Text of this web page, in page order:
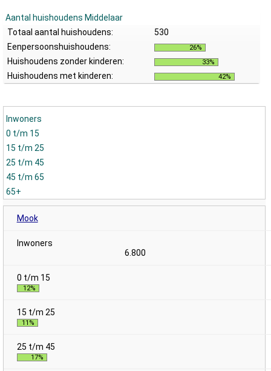
Aantal huishoudens Middelaar
Totaal aantal huishoudens:
530
Eenpersoonshuishoudens:
26%
Huishoudens zonder kinderen: 33%
Huishoudens met kinderen: 42%
Inwoners
0 t/m 15
15 t/m 25
25 t/m 45
45 t/m 65
65+
Mook
6.800
12%
11%
17%